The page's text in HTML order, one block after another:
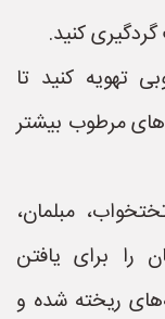
کنید.
تهویه کنید تا
مرطوب بیشتر
مبلمان،
را برای یافتن
ریخته شده و